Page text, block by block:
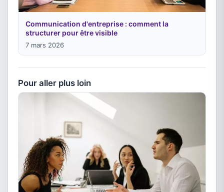
Communication d'entreprise : comment la
structurer pour être visible
7 mars 2026
Pour aller plus loin